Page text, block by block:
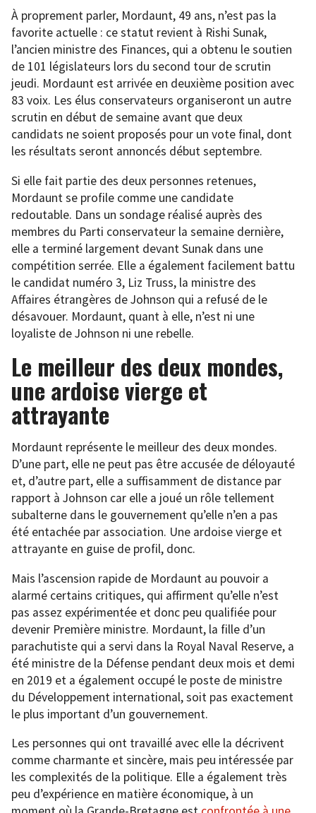
À proprement parler, Mordaunt, 49 ans, n’est pas la
favorite actuelle : ce statut revient à Rishi Sunak,
l’ancien ministre des Finances, qui a obtenu le soutien
de 101 législateurs lors du second tour de scrutin
jeudi. Mordaunt est arrivée en deuxième position avec
83 voix. Les élus conservateurs organiseront un autre
scrutin en début de semaine avant que deux
candidats ne soient proposés pour un vote final, dont
les résultats seront annoncés début septembre.
Si elle fait partie des deux personnes retenues,
Mordaunt se profile comme une candidate
redoutable. Dans un sondage réalisé auprès des
membres du Parti conservateur la semaine dernière,
elle a terminé largement devant Sunak dans une
compétition serrée. Elle a également facilement battu
le candidat numéro 3, Liz Truss, la ministre des
Affaires étrangères de Johnson qui a refusé de le
désavouer. Mordaunt, quant à elle, n’est ni une
loyaliste de Johnson ni une rebelle.
Le meilleur des deux mondes,
une ardoise vierge et
attrayante
Mordaunt représente le meilleur des deux mondes.
D’une part, elle ne peut pas être accusée de déloyauté
et, d’autre part, elle a suffisamment de distance par
rapport à Johnson car elle a joué un rôle tellement
subalterne dans le gouvernement qu’elle n’en a pas
été entachée par association. Une ardoise vierge et
attrayante en guise de profil, donc.
Mais l’ascension rapide de Mordaunt au pouvoir a
alarmé certains critiques, qui affirment qu’elle n’est
pas assez expérimentée et donc peu qualifiée pour
devenir Première ministre. Mordaunt, la fille d’un
parachutiste qui a servi dans la Royal Naval Reserve, a
été ministre de la Défense pendant deux mois et demi
en 2019 et a également occupé le poste de ministre
du Développement international, soit pas exactement
le plus important d’un gouvernement.
Les personnes qui ont travaillé avec elle la décrivent
comme charmante et sincère, mais peu intéressée par
les complexités de la politique. Elle a également très
peu d’expérience en matière économique, à un